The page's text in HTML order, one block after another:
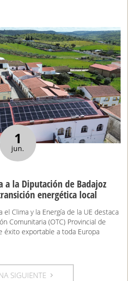
1
jun.
a la Diputación de Badajoz
energética local
el Clima y la Energía de la UE destaca
Comunitaria (OTC) Provincial de
éxito exportable a toda Europa
SIGUIENTE